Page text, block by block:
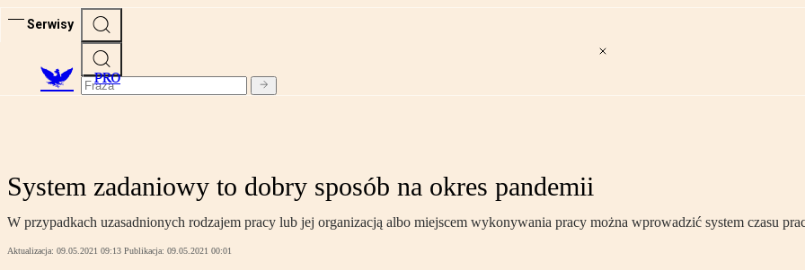
Serwisy
PRO
System zadaniowy to dobry sposób na okres pandemii
W przypadkach uzasadnionych rodzajem pracy lub jej organizacją albo miejscem wykonywania pracy można wprowadzić system czasu
Aktualizacja: 09.05.2021 09:13 Publikacja: 09.05.2021 00:01